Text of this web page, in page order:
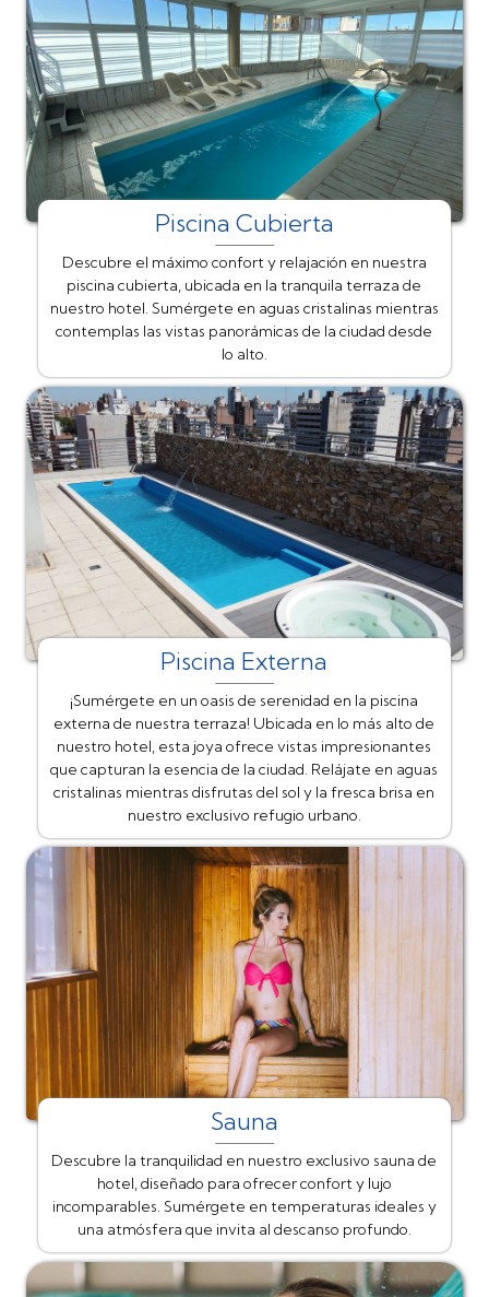
Piscina Cubierta
Descubre el máximo confort y relajación en nuestra
piscina cubierta, ubicada en la tranquila terraza de
nuestro hotel. Sumérgete en aguas cristalinas mientras
contemplas las vistas panorámicas de la ciudad desde
lo alto.
Piscina Externa
¡Sumérgete en un oasis de serenidad en la piscina
externa de nuestra terraza! Ubicada en lo más alto de
nuestro hotel, esta joya ofrece vistas impresionantes
que capturan la esencia de la ciudad. Relájate en aguas
cristalinas mientras disfrutas del sol y la fresca brisa en
nuestro exclusivo refugio urbano.
Sauna
Descubre la tranquilidad en nuestro exclusivo sauna de
hotel, diseñado para ofrecer confort y lujo
incomparables. Sumérgete en temperaturas ideales y
una atmósfera que invita al descanso profundo.